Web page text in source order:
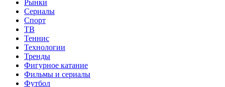
Рынки
Сериалы
Спорт
ТВ
Теннис
Технологии
Тренды
Фигурное катание
Фильмы и сериалы
Футбол